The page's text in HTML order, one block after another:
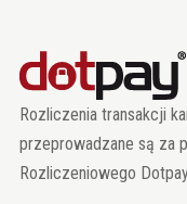
Rozliczenia transakcji
przeprowadzane są za
Rozliczeniowego